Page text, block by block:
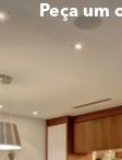
Peça um